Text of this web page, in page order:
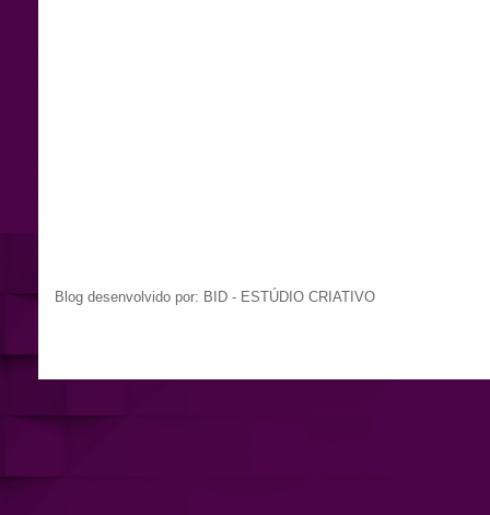
Blog desenvolvido por: BID - ESTÚDIO CRIATIVO